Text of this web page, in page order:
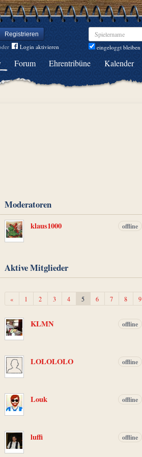
Registrieren
Login aktivieren
Spielername
eingeloggt bleiben
Forum Ehrentribüne Kalender
Moderatoren
klaus1000 offline
Aktive Mitglieder
«Zurück1 2 3 4 5 6 7 8 9
KLMN offline
LOLOLOLO offline
Louk offline
luffi offline